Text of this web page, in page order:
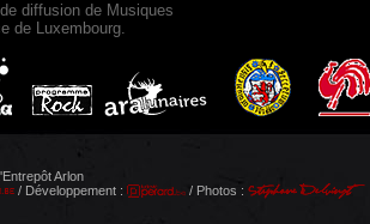
diffusion de Musiques
de Luxembourg.
Arlon
/ Développement : / Photos :